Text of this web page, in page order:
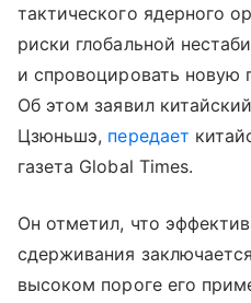
тактического ядерного
риски глобальной
и спровоцировать новую
Об этом заявил
Цзюньшэ, передает
газета Global Times.
Он отметил, что
сдерживания
высоком пороге его